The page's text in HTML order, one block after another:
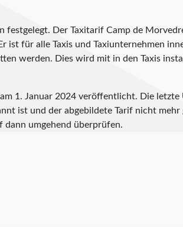
festgelegt. Der Taxitarif Camp de
für alle Taxis und Taxiunternehmen
werden. Dies wird mit in den Taxis
am 1. Januar 2024 veröffentlicht. Die
ist und der abgebildete Tarif nicht mehr
dann umgehend überprüfen.